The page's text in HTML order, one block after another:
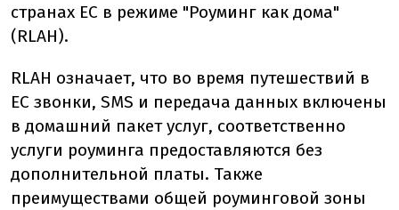
странах ЕС в режиме "Роуминг как дома"
(RLAH).
RLAH означает, что во время путешествий в
ЕС звонки, SMS и передача данных включены
в домашний пакет услуг, соответственно
услуги роуминга предоставляются без
дополнительной платы. Также
преимуществами общей роуминговой зоны